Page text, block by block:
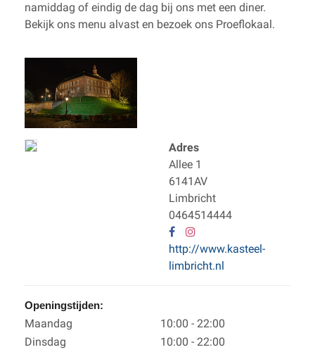
namiddag of eindig de dag bij ons met een diner.
Bekijk ons menu alvast en bezoek ons Proeflokaal.
Adres
Allee 1
6141AV
Limbricht
0464514444
http://www.kasteel-
limbricht.nl
Openingstijden:
Maandag
10:00 - 22:00
Dinsdag
10:00 - 22:00